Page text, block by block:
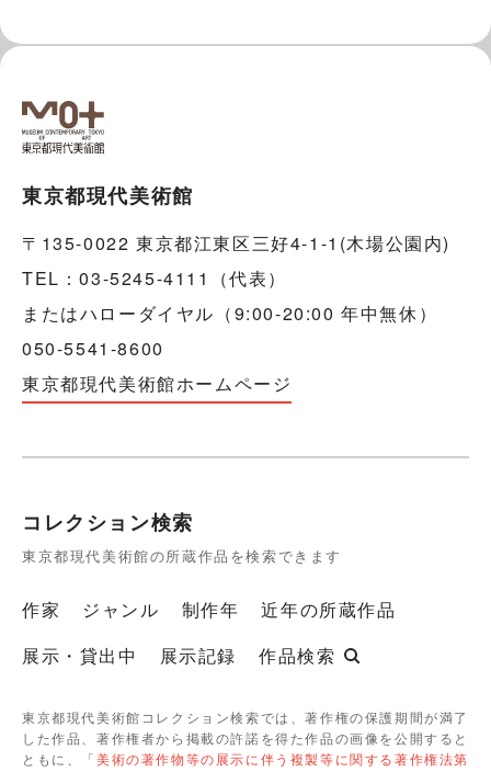
東京都現代美術館
〒135-0022 東京都江東区三好4-1-1(木場公園内)
TEL：03-5245-4111（代表）
またはハローダイヤル（9:00-20:00 年中無休）
050-5541-8600
東京都現代美術館ホームページ
コレクション検索
東京都現代美術館の所蔵作品を検索できます
作家 ジャンル 制作年
近年の所蔵作品
展示・貸出中
展示記録 作品検索
東京都現代美術館コレクション検索では、著作権の保護期間が満了
した作品、著作権者から掲載の許諾を得た作品の画像を公開すると
ともに、「美術の著作物等の展示に伴う複製等に関する著作権法第